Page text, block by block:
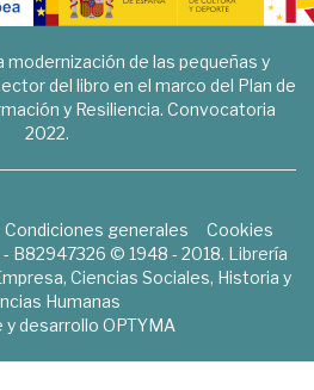
modernización de las pequeñas y
del libro en el marco del Plan de
y Resiliencia. Convocatoria
2022.
Condiciones generales
Cookies
B82947326 © 1948 - 2018. Librería
Ciencias Sociales, Historia y
Humanas
y desarrollo OPTYMA